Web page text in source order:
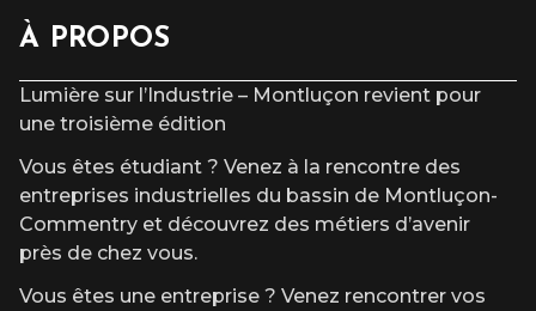
À PROPOS
Lumière sur l’Industrie – Montluçon revient pour
une troisième édition
Vous êtes étudiant ? Venez à la rencontre des
entreprises industrielles du bassin de Montluçon-
Commentry et découvrez des métiers d’avenir
près de chez vous.
Vous êtes une entreprise ? Venez rencontrer vos